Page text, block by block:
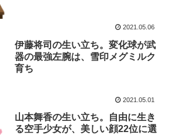
2021.05.06
伊藤将司の生い立ち。変化球が武
器の最強左腕は、雪印メグミルク
育ち
2021.05.01
山本舞香の生い立ち。自由に生き
る空手少女が、美しい顔22位に選